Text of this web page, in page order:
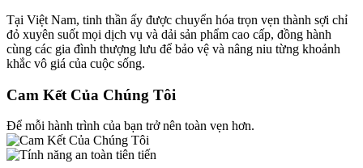
Tại Việt Nam, tinh thần ấy được chuyển hóa trọn vẹn thành sợi chỉ
đỏ xuyên suốt mọi dịch vụ và dải sản phẩm cao cấp, đồng hành
cùng các gia đình thượng lưu để bảo vệ và nâng niu từng khoảnh
khắc vô giá của cuộc sống.
Cam Kết Của Chúng Tôi
Để mỗi hành trình của bạn trở nên toàn vẹn hơn.